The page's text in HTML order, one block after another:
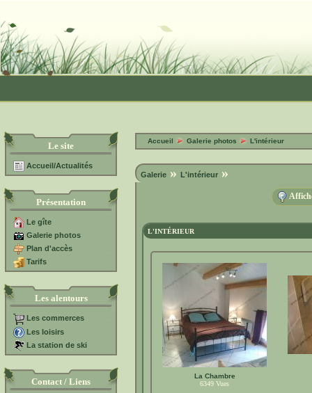
Le site
Accueil/Actualités
Présentation
Le gîte
Galerie photos
Plan d'accès
Tarifs
Les alentours
Les commerces
Les loisirs
La station de ski
Contact / Liens
Accueil Galerie photos L'intérieur
Galerie » L'intérieur »
L'INTÉRIEUR
La Chambre
6349 Vues